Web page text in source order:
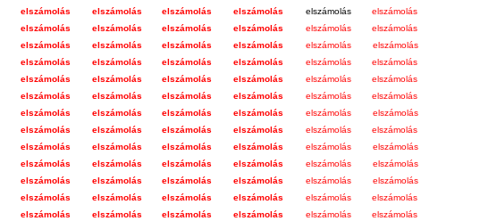
elszámolás elszámolás elszámolás elszámolás elszámolás
elszámolás
elszámolás elszámolás elszámolás elszámolás elszámolás
elszámolás
elszámolás elszámolás elszámolás elszámolás elszámolás
elszámolás
elszámolás elszámolás elszámolás elszámolás elszámolás
elszámolás
elszámolás elszámolás elszámolás elszámolás elszámolás
elszámolás
elszámolás elszámolás elszámolás elszámolás elszámolás
elszámolás
elszámolás elszámolás elszámolás elszámolás elszámolás
elszámolás
elszámolás elszámolás elszámolás elszámolás elszámolás
elszámolás
elszámolás elszámolás elszámolás elszámolás elszámolás
elszámolás
elszámolás elszámolás elszámolás elszámolás elszámolás
elszámolás
elszámolás elszámolás elszámolás elszámolás elszámolás
elszámolás
elszámolás elszámolás elszámolás elszámolás elszámolás
elszámolás
elszámolás elszámolás elszámolás elszámolás elszámolás
elszámolás